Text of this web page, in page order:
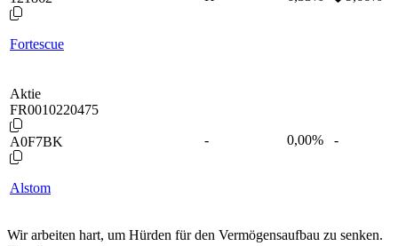
Fortescue
Aktie
FR0010220475
A0F7BK
Alstom
- 0,00% -
Wir arbeiten hart, um Hürden für den Vermögensaufbau zu senken.